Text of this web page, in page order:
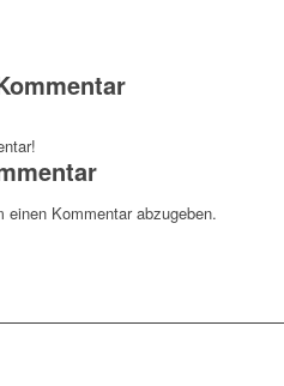
Kommentar abzugeben.